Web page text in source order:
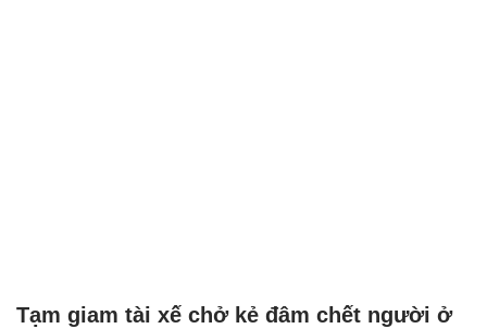
Tạm giam tài xế chở kẻ đâm chết người ở